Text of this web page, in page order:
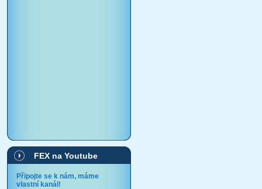
FEX na Youtube
Připojte se k nám, máme
vlastní kanál!